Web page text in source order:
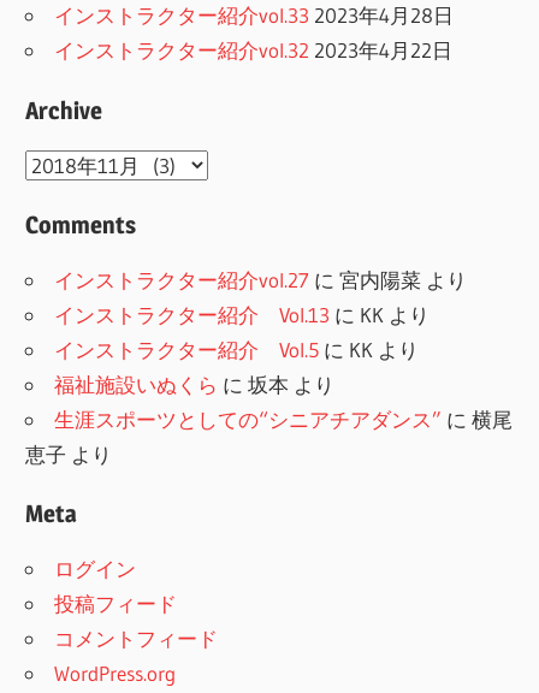
インストラクター紹介vol.33 2023年4月28日
インストラクター紹介vol.32 2023年4月22日
Archive
Archive
Comments
インストラクター紹介vol.27 に宮内陽菜 より
インストラクター紹介 Vol.13 に KK より
インストラクター紹介 Vol.5 に KK より
福祉施設いぬくら に坂本 より
生涯スポーツとしての“シニアチアダンス” に横尾
恵子 より
Meta
ログイン
投稿フィード
コメントフィード
WordPress.org